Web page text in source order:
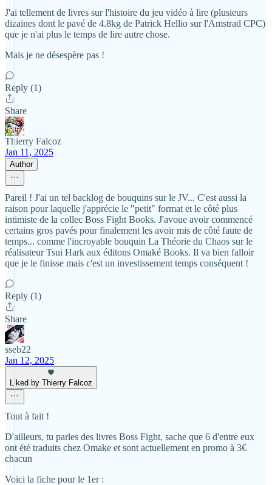
J'ai tellement de livres sur l'histoire du jeu vidéo à lire (plusieurs
dizaines dont le pavé de 4.8kg de Patrick Hellio sur l'Amstrad CPC)
que je n'ai plus le temps de lire autre chose.
Mais je ne désespère pas !
Reply (1)
Share
Thierry Falcoz
Jan 11, 2025
Author
Pareil ! J'ai un tel backlog de bouquins sur le JV... C'est aussi la
raison pour laquelle j'apprécie le "petit" format et le côté plus
intimiste de la collec Boss Fight Books. J'avoue avoir commencé
certains gros pavés pour finalement les avoir mis de côté faute de
temps... comme l'incroyable bouquin La Théorie du Chaos sur le
réalisateur Tsui Hark aux éditons Omaké Books. Il va bien falloir
que je le finisse mais c'est un investissement temps conséquent !
Reply (1)
Share
sseb22
Jan 12, 2025
Liked by Thierry Falcoz
Tout à fait !
D'ailleurs, tu parles des livres Boss Fight, sache que 6 d'entre eux
ont été traduits chez Omake et sont actuellement en promo à 3€
chacun
Voici la fiche pour le 1er :